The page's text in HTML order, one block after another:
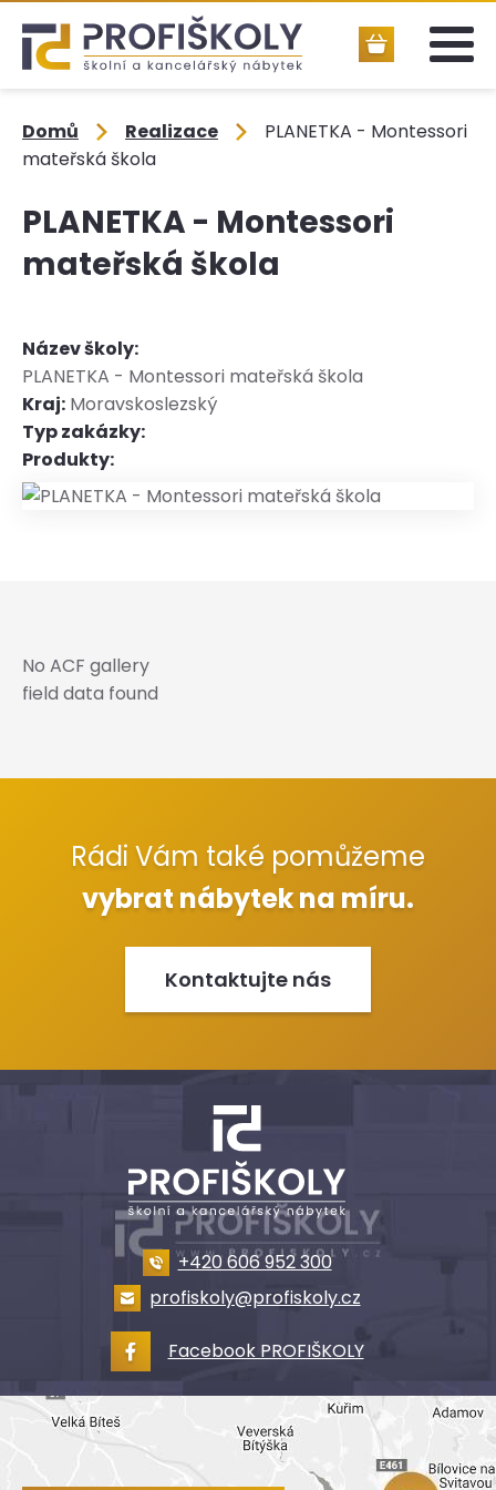
Domů Realizace
PLANETKA - Montessori
mateřská škola
PLANETKA - Montessori
mateřská škola
Název školy:
PLANETKA - Montessori mateřská škola
Kraj: Moravskoslezský
Typ zakázky:
Produkty:
No ACF gallery
field data found
Rádi Vám také pomůžeme
vybrat nábytek na míru.
Kontaktujte nás
+420 606 952 300
profiskoly@profiskoly.cz
Facebook PROFIŠKOLY